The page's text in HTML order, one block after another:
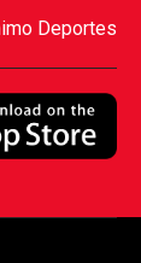
Deportes